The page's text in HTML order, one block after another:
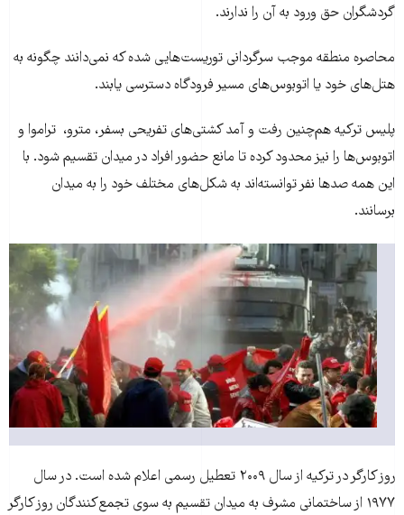
گردشگران حق ورود به آن را ندارند.
محاصره منطقه موجب سرگردانی توریست‌هایی شده که نمی‌دانند چگونه به
هتل‌های خود یا اتوبوس‌های مسیر فرودگاه دسترسی یابند.
پلیس ترکیه هم‌چنین رفت و آمد کشتی‌های تفریحی بسفر، مترو، تراموا و
اتوبوس‌ها را نیز محدود کرده‌ تا مانع حضور افراد در میدان تقسیم شود. با
این همه صدها نفر توانسته‌اند به شکل‌های مختلف خود را به میدان
برسانند.
روز کارگر در ترکیه از سال ۲۰۰۹ تعطیل رسمی اعلام شده است. در سال
۱۹۷۷ از ساختمانی مشرف به میدان تقسیم به سوی تجمع‌کنندگان روز کارگر